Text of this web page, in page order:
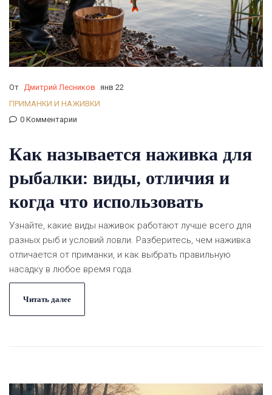
От Дмитрий Лесников янв 22
ПРИМАНКИ И НАЖИВКИ
0 Комментарии
Как называется наживка для
рыбалки: виды, отличия и
когда что использовать
Узнайте, какие виды наживок работают лучше всего для
разных рыб и условий ловли. Разберитесь, чем наживка
отличается от приманки, и как выбрать правильную
насадку в любое время года.
Читать далее